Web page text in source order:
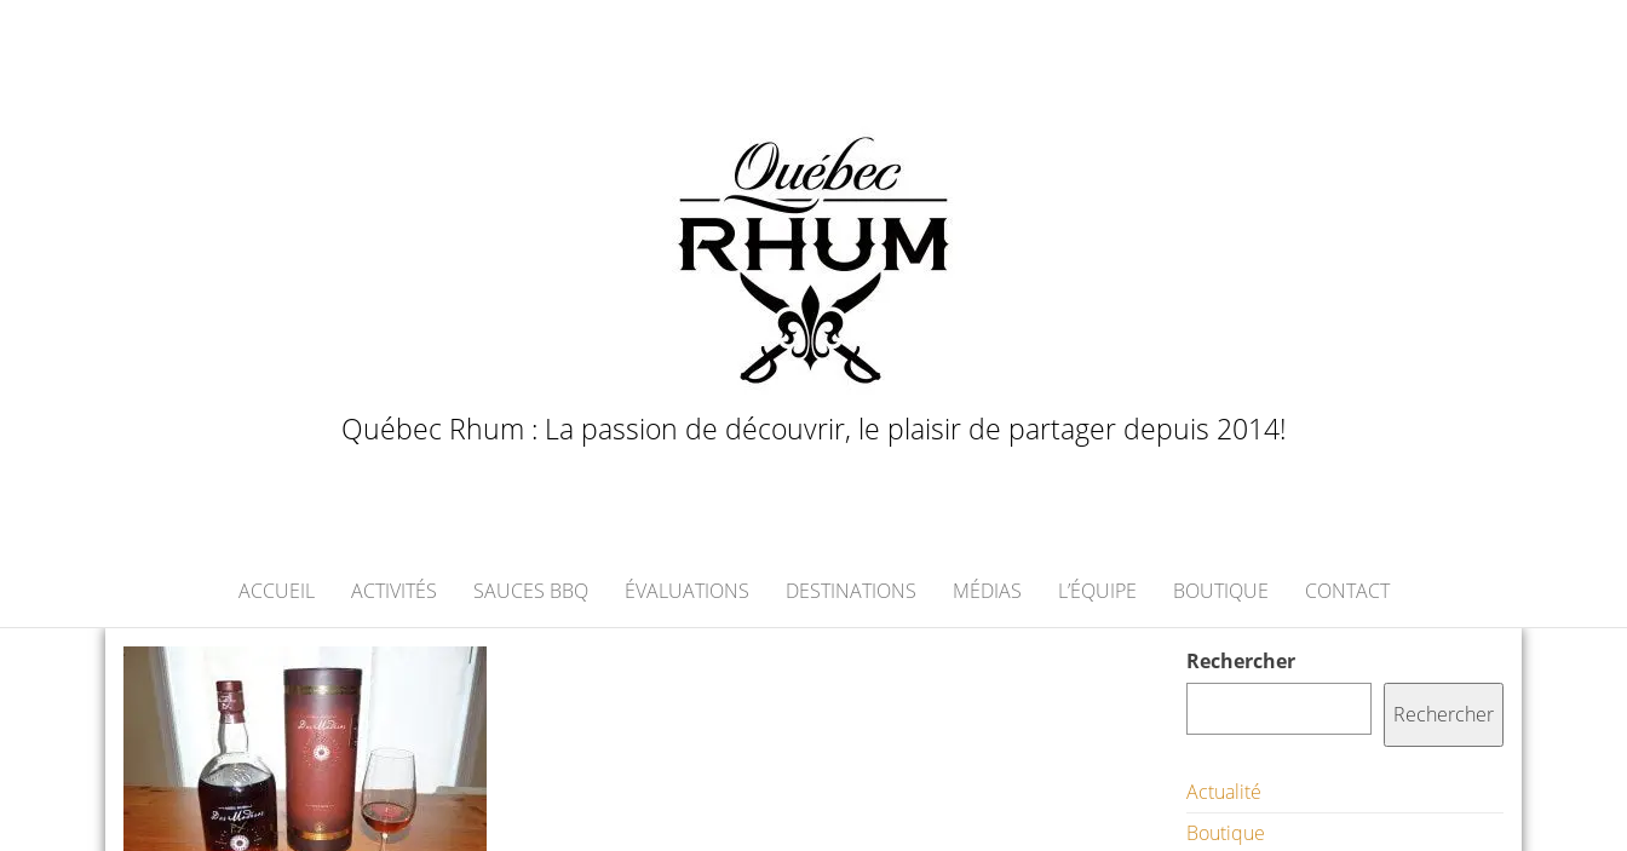
Québec Rhum : La passion de découvrir, le plaisir de partager depuis 2014!
ACCUEIL ACTIVITÉS SAUCES BBQ ÉVALUATIONS DESTINATIONS MÉDIAS L’ÉQUIPE BOUTIQUE CONTACT
Rechercher
Rechercher
Actualité
Boutique